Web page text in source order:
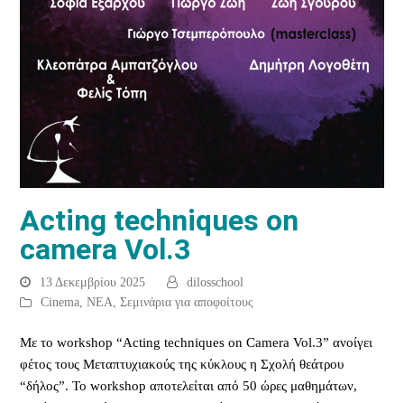
Acting techniques on
camera Vol.3
13 Δεκεμβρίου 2025
dilosschool
Cinema,ΝΕΑ,Σεμινάρια για αποφοίτους
Με το workshop “Acting techniques on Camera Vol.3” ανοίγει
φέτος τους Μεταπτυχιακούς της κύκλους η Σχολή θεάτρου
“δήλος”. Το workshop αποτελείται από 50 ώρες μαθημάτων,